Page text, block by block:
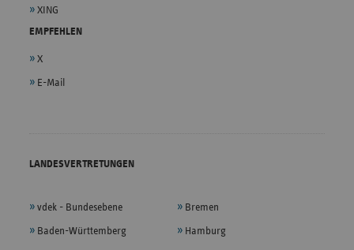
XING
EMPFEHLEN
X
E-Mail
LANDESVERTRETUNGEN
vdek - Bundesebene
Baden-Württemberg
Bremen
Hamburg